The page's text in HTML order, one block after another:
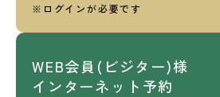
※ログインが必要です
WEB会員(ビジター)様
インターネット予約